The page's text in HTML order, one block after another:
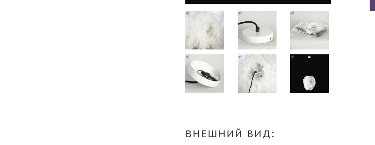
ВНЕШНИЙ ВИД: